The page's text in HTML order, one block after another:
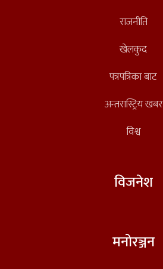
राजनीति
खेलकुद
पत्रपत्रिका बाट
अन्तरास्ट्रिय खबर
विश्व
विजनेश
मनोरञ्जन